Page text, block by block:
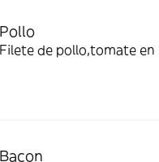
Pollo
Filete de pollo,tomate en
Bacon